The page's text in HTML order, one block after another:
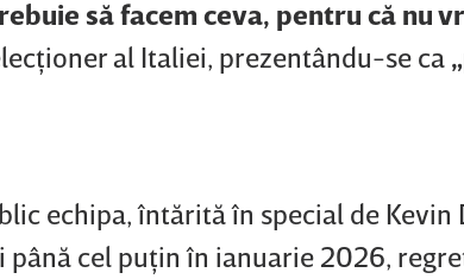
să facem ceva, pentru că nu
al Italiei, prezentându-se ca
echipa, întărită în special de Kevin
cel puţin în ianuarie 2026,